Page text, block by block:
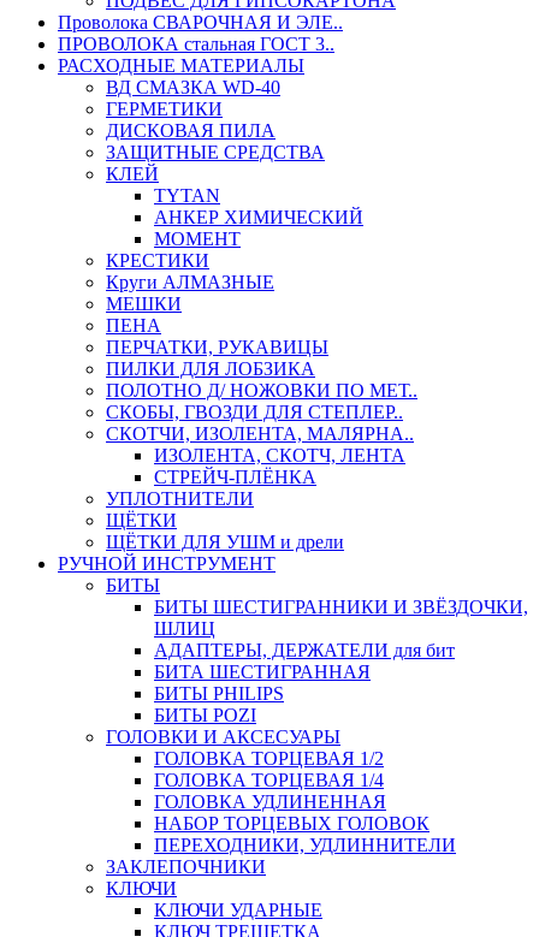
Проволока СВАРОЧНАЯ И ЭЛЕ..
ПРОВОЛОКА стальная ГОСТ 3..
РАСХОДНЫЕ МАТЕРИАЛЫ
ВД СМАЗКА WD-40
ГЕРМЕТИКИ
ДИСКОВАЯ ПИЛА
ЗАЩИТНЫЕ СРЕДСТВА
КЛЕЙ
TYTAN
АНКЕР ХИМИЧЕСКИЙ
МОМЕНТ
КРЕСТИКИ
Круги АЛМАЗНЫЕ
МЕШКИ
ПЕНА
ПЕРЧАТКИ, РУКАВИЦЫ
ПИЛКИ ДЛЯ ЛОБЗИКА
ПОЛОТНО Д/ НОЖОВКИ ПО МЕТ..
СКОБЫ, ГВОЗДИ ДЛЯ СТЕПЛЕР..
СКОТЧИ, ИЗОЛЕНТА, МАЛЯРНА..
ИЗОЛЕНТА, СКОТЧ, ЛЕНТА
СТРЕЙЧ-ПЛЁНКА
УПЛОТНИТЕЛИ
ЩЁТКИ
ЩЁТКИ ДЛЯ УШМ и дрели
РУЧНОЙ ИНСТРУМЕНТ
БИТЫ
БИТЫ ШЕСТИГРАННИКИ И ЗВЁЗДОЧКИ,
ШЛИЦ
АДАПТЕРЫ, ДЕРЖАТЕЛИ для бит
БИТА ШЕСТИГРАННАЯ
БИТЫ PHILIPS
БИТЫ POZI
ГОЛОВКИ И АКСЕСУАРЫ
ГОЛОВКА ТОРЦЕВАЯ 1/2
ГОЛОВКА ТОРЦЕВАЯ 1/4
ГОЛОВКА УДЛИНЕННАЯ
НАБОР ТОРЦЕВЫХ ГОЛОВОК
ПЕРЕХОДНИКИ, УДЛИННИТЕЛИ
ЗАКЛЕПОЧНИКИ
КЛЮЧИ
КЛЮЧИ УДАРНЫЕ
КЛЮЧ ТРЕЩЕТКА